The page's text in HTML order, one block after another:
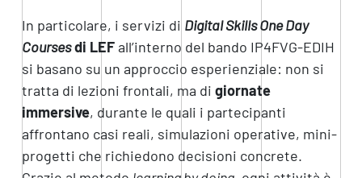
In particolare, i servizi di Digital Skills One Day
Coursesdi LEFall’interno del bando IP4FVG-EDIH
si basano su un approccio esperienziale: non si
tratta di lezioni frontali, ma di giornate
immersive, durante le quali i partecipanti
affrontano casi reali, simulazioni operative, mini-
progetti che richiedono decisioni concrete.